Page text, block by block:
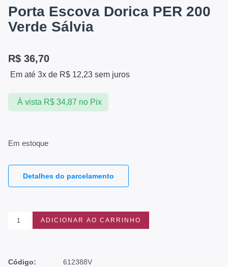
Porta Escova Dorica PER 200
Verde Sálvia
R$ 36,70
Em até 3x de R$ 12,23 sem juros
À vista R$34,87 no Pix
Em estoque
Detalhes do parcelamento
ADICIONAR AO CARRINHO
Código:
612388V